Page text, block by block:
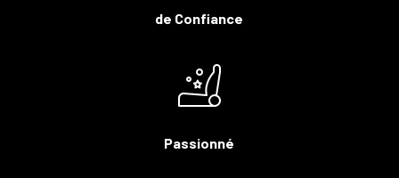
de Confiance
Passionné